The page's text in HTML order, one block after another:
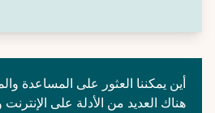
أين يمكننا العثور على المساعدة
هناك العديد من الأدلة على